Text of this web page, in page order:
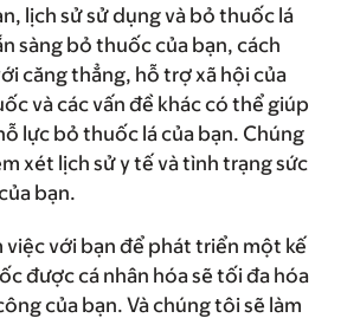
lịch sử sử dụng và bỏ thuốc lá
sàng bỏ thuốc của bạn, cách
căng thẳng, hỗ trợ xã hội của
và các vấn đề khác có thể giúp
lực bỏ thuốc lá của bạn. Chúng
xét lịch sử y tế và tình trạng sức
bạn.
việc với bạn để phát triển một kế
được cá nhân hóa sẽ tối đa hóa
của bạn. Và chúng tôi sẽ làm